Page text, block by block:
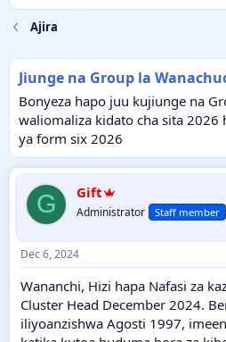
Ajira
Jiunge na Group la
Bonyeza hapo juu kujiunge na
waliomaliza kidato cha sita 2026
ya form six 2026
G Gift
Administrator Staff member
Dec 6, 2024
Wananchi, Hizi hapa Nafasi za
Cluster Head December 2024.
iliyoanzishwa Agosti 1997,